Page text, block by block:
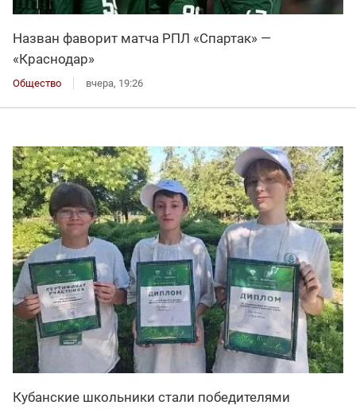
Назван фаворит матча РПЛ «Спартак» —
«Краснодар»
Общество вчера, 19:26
Кубанские школьники стали победителями